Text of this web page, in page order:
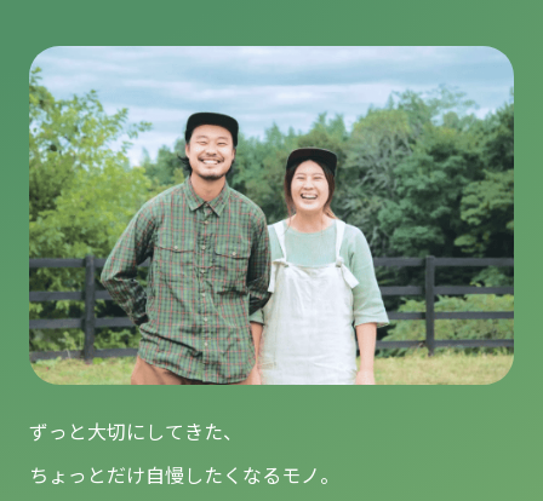
ずっと大切にしてきた、
ちょっとだけ自慢したくなるモノ。